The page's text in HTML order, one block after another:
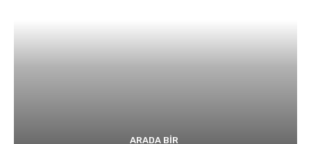
ARADA BIR